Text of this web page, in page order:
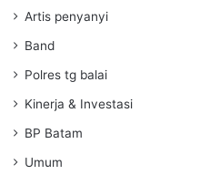
Artis penyanyi
Band
Polres tg balai
Kinerja & Investasi
BP Batam
Umum